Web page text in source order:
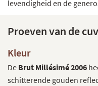
levendigheid en de
Proeven van de
Kleur
De Brut Millésimé 2006
schitterende gouden